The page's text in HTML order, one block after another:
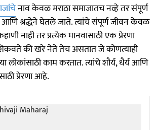
नाव केवळ मराठा समाजातच नव्हे तर संपूर्ण
श्रद्धेने घेतले जाते. त्यांचे संपूर्ण जीवन केवळ
नाही तर प्रत्येक मानवासाठी एक प्रेरणा
की खरे नेते तेच असतात जे कोणत्याही
लोकांसाठी काम करतात. त्यांचे शौर्य, धैर्य आणि
प्रेरणा आहे.